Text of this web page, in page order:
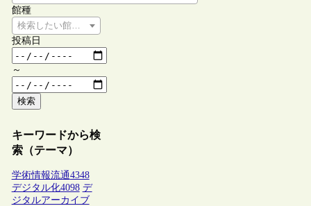
館種
検索したい館種を選択してください
投稿日
～
検索
キーワードから検
索（テーマ）
学術情報流通4348
デジタル化4098 デ
ジタルアーカイブ